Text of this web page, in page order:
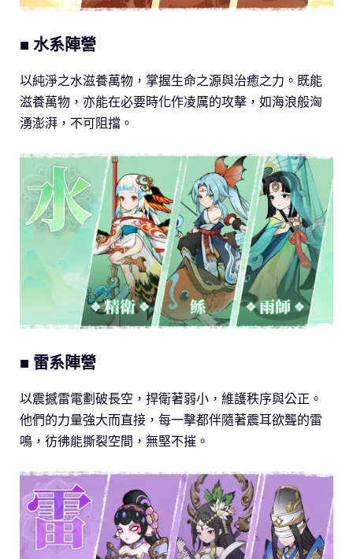
■ 水系陣營
以純淨之水滋養萬物，掌握生命之源與治癒之力。既能
滋養萬物，亦能在必要時化作凌厲的攻擊，如海浪般洶
湧澎湃，不可阻擋。
■ 雷系陣營
以震撼雷電劃破長空，捍衛著弱小，維護秩序與公正。
他們的力量強大而直接，每一擊都伴隨著震耳欲聾的雷
鳴，彷彿能撕裂空間，無堅不摧。